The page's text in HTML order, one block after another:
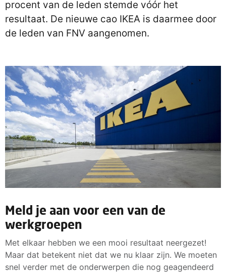
procent van de leden stemde vóór het
resultaat. De nieuwe cao IKEA is daarmee door
de leden van FNV aangenomen.
Meld je aan voor een van de
werkgroepen
Met elkaar hebben we een mooi resultaat neergezet!
Maar dat betekent niet dat we nu klaar zijn. We moeten
snel verder met de onderwerpen die nog geagendeerd